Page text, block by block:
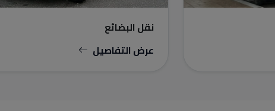
نقل البضائع
عرض التفاصيل